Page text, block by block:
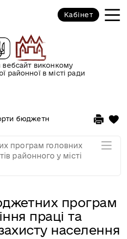
вебсайт виконкому
районної в місті ради
Кабінет
бюджетних програм головних
програм
праці та
населення
програм головних
районного у місті
районної в місті
районної в місті